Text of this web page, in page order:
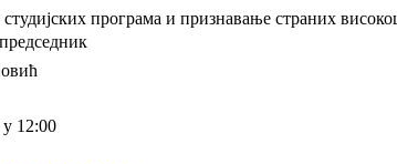
програма и признавање страних
12:00